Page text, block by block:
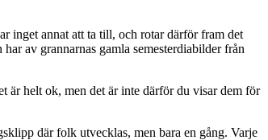
inget annat att ta till, och rotar därför fram det
av grannarnas gamla semesterdiabilder från
är helt ok, men det är inte därför du visar dem för
där folk utvecklas, men bara en gång. Varje